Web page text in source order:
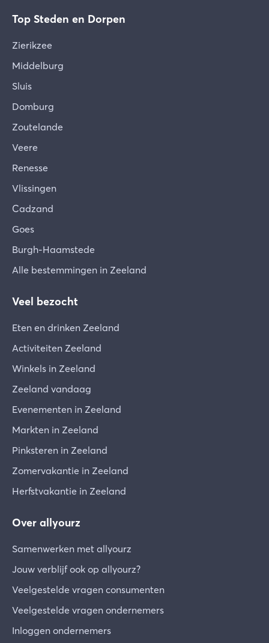
Top Steden en Dorpen
Zierikzee
Middelburg
Sluis
Domburg
Zoutelande
Veere
Renesse
Vlissingen
Cadzand
Goes
Burgh-Haamstede
Alle bestemmingen in Zeeland
Veel bezocht
Eten en drinken Zeeland
Activiteiten Zeeland
Winkels in Zeeland
Zeeland vandaag
Evenementen in Zeeland
Markten in Zeeland
Pinksteren in Zeeland
Zomervakantie in Zeeland
Herfstvakantie in Zeeland
Over allyourz
Samenwerken met allyourz
Jouw verblijf ook op allyourz?
Veelgestelde vragen consumenten
Veelgestelde vragen ondernemers
Inloggen ondernemers